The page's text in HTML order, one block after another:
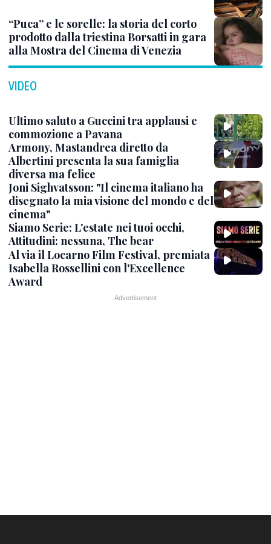
“Puca” e le sorelle: la storia del corto
prodotto dalla triestina Borsatti in gara
alla Mostra del Cinema di Venezia
VIDEO
Ultimo saluto a Guccini tra applausi e
commozione a Pavana
Armony, Mastandrea diretto da
Albertini presenta la sua famiglia
diversa ma felice
Joni Sighvatsson: "Il cinema italiano ha
disegnato la mia visione del mondo e del
cinema"
Siamo Serie: L'estate nei tuoi occhi,
Attitudini: nessuna, The bear
Al via il Locarno Film Festival, premiata
Isabella Rossellini con l'Excellence
Award